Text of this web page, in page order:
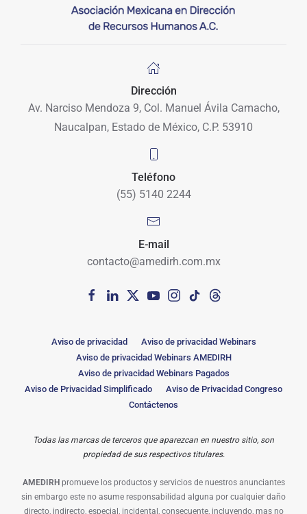
Dirección
Av. Narciso Mendoza 9, Col. Manuel Ávila Camacho,
Naucalpan, Estado de México, C.P. 53910
Teléfono
(55) 5140 2244
E-mail
contacto@amedirh.com.mx
Aviso de privacidad
Aviso de privacidad Webinars
Aviso de privacidad Webinars AMEDIRH
Aviso de privacidad Webinars Pagados
Aviso de Privacidad Simplificado
Aviso de Privacidad Congreso
Contáctenos
Todas las marcas de terceros que aparezcan en nuestro sitio, son
propiedad de sus respectivos titulares.
AMEDIRH promueve los productos y servicios de nuestros anunciantes
sin embargo este no asume responsabilidad alguna por cualquier daño
directo, indirecto, especial, incidental, consecuente, incluyendo, mas no